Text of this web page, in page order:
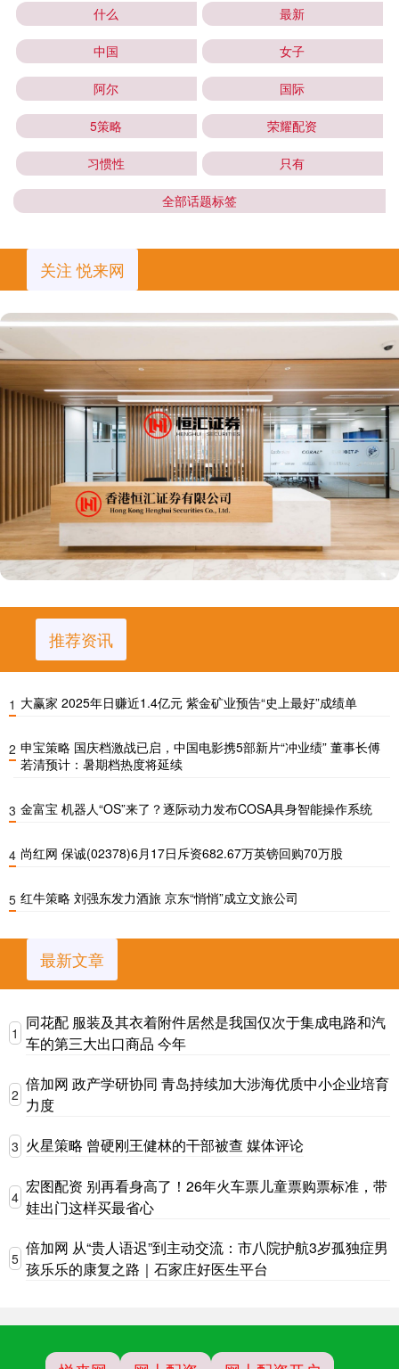
什么 最新
中国 女子
阿尔 国际
5策略 荣耀配资
习惯性 只有
全部话题标签
关注 悦来网
推荐资讯
1 大赢家 2025年日赚近1.4亿元 紫金矿业预告“史上最好”成绩单
2 申宝策略 国庆档激战已启，中国电影携5部新片“冲业绩” 董事长傅
若清预计：暑期档热度将延续
3 金富宝 机器人“OS”来了？逐际动力发布COSA具身智能操作系统
4 尚红网 保诚(02378)6月17日斥资682.67万英镑回购70万股
5 红牛策略 刘强东发力酒旅 京东“悄悄”成立文旅公司
最新文章
1
同花配 服装及其衣着附件居然是我国仅次于集成电路和汽
车的第三大出口商品 今年
2
倍加网 政产学研协同 青岛持续加大涉海优质中小企业培育
力度
3 火星策略 曾硬刚王健林的干部被查 媒体评论
4
宏图配资 别再看身高了！26年火车票儿童票购票标准，带
娃出门这样买最省心
5
倍加网 从“贵人语迟”到主动交流：市八院护航3岁孤独症男
孩乐乐的康复之路｜石家庄好医生平台